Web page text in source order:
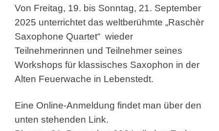
Von Freitag, 19. bis Sonntag, 21. September
2025 unterrichtet das weltberühmte „Raschèr
Saxophone Quartet“ wieder
Teilnehmerinnen und Teilnehmer seines
Workshops für klassisches Saxophon in der
Alten Feuerwache in Lebenstedt.
Eine Online-Anmeldung findet man über den
unten stehenden Link.